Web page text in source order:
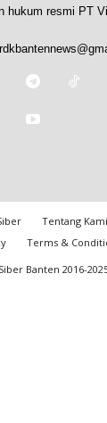
hukum resmi PT
Tentang Kami
Terms &
Banten 2016-